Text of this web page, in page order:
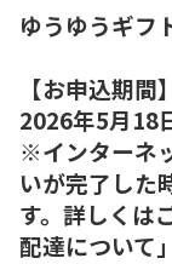
ゆうゆうギ
【お申込期間】
2026年5月18
※インターネ
いが完了した
す。詳しくは
配達について